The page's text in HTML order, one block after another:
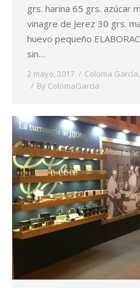
grs. harina 65 grs. azúcar
vinagre de Jerez 30 grs.
huevo pequeño
sin…
2 mayo, 2017 Coloma García,
By ColomaGarcia